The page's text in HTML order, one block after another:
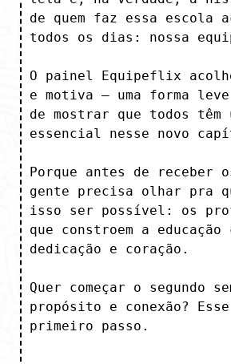
de quem faz essa escola
todos os dias: nossa
O painel Equipeflix
e motiva — uma forma
de mostrar que todos têm
essencial nesse novo
Porque antes de receber
gente precisa olhar pra
isso ser possível: os
que constroem a educação
dedicação e coração.
Quer começar o segundo
propósito e conexão?
primeiro passo.